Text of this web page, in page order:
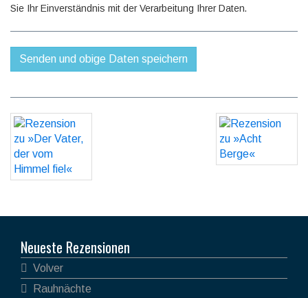
Sie Ihr Einverständnis mit der Verarbeitung Ihrer Daten.
Neueste Rezensionen
Volver
Rauhnächte